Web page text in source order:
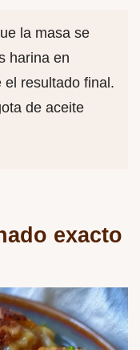
la masa se
harina en
resultado final.
de aceite
exacto